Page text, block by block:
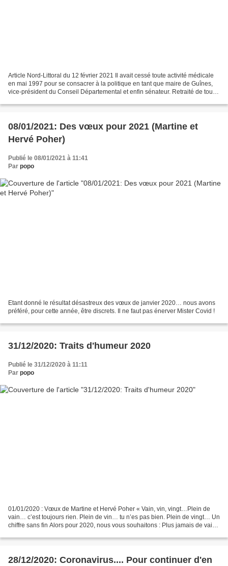
Article Nord-Littoral du 12 février 2021 Il avait cessé toute activité médicale
en mai 1997 pour se consacrer à la politique en tant que maire de Guînes,
vice-président du Conseil Départemental et enfin sénateur. Retraité de toute
08/01/2021: Des vœux pour 2021 (Martine et
Hervé Poher)
Publié le 08/01/2021 à 11:41
Par popo
Etant donné le résultat désastreux des vœux de janvier 2020… nous avons
préféré, pour cette année, être discrets. Il ne faut pas énerver Mister Covid !
31/12/2020: Traits d'humeur 2020
Publié le 31/12/2020 à 11:11
Par popo
01/01/2020 : Vœux de Martine et Hervé Poher « Vain, vin, vingt…Plein de
vain… c’est toujours rien. Plein de vin… tu n’es pas bien. Plein de vingt… Un
chiffre sans fin Alors pour 2020, nous vous souhaitons : Plus jamais de vain,
28/12/2020: Coronavirus.... Pour continuer d'en